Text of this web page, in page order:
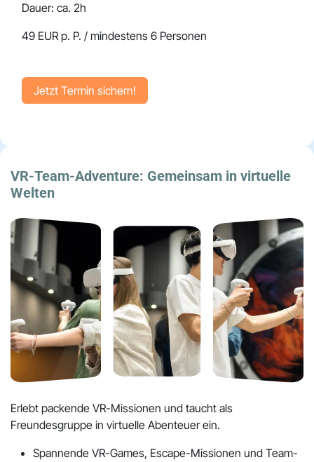
VR-Team-Adventure: Gemeinsam in virtuelle
Welten
Erlebt packende VR-Missionen und taucht als
Freundesgruppe in virtuelle Abenteuer ein.
Spannende VR-Games, Escape-Missionen und Team-
Dauer: ca. 2h
49 EUR p. P. / mindestens 6 Personen
Jetzt Termin si​​​​chern!